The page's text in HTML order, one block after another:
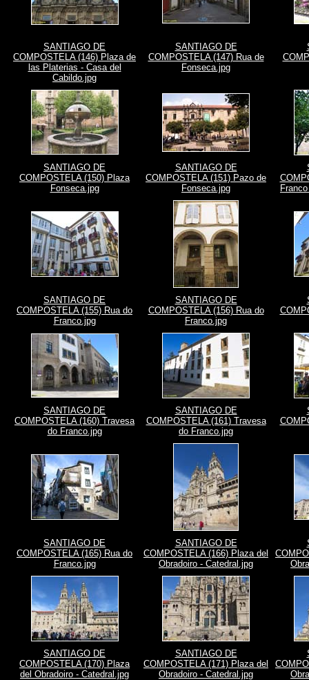
SANTIAGO DE
COMPOSTELA (146) Plaza de
las Platerias - Casa del
Cabildo.jpg
SANTIAGO DE
COMPOSTELA (147) Rua de
Fonseca.jpg
SANTIAGO DE
COMPOSTELA (150) Plaza
Fonseca.jpg
SANTIAGO DE
COMPOSTELA (151) Pazo de
Fonseca.jpg
SANTIAGO DE
COMPOSTELA (155) Rua do
Franco.jpg
SANTIAGO DE
COMPOSTELA (156) Rua do
Franco.jpg
SANTIAGO DE
COMPOSTELA (160) Travesa
do Franco.jpg
SANTIAGO DE
COMPOSTELA (161) Travesa
do Franco.jpg
SANTIAGO DE
COMPOSTELA (165) Rua do
Franco.jpg
SANTIAGO DE
COMPOSTELA (166) Plaza del
Obradoiro - Catedral.jpg
SANTIAGO DE
COMPOSTELA (170) Plaza
del Obradoiro - Catedral.jpg
SANTIAGO DE
COMPOSTELA (171) Plaza del
Obradoiro - Catedral.jpg